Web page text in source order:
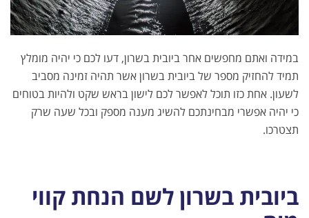
במידה ואתם מחפשים אחר ביובית בשרון, דעו לכם כי יהיה מומלץ
תמיד להחזיק מספר של ביובית בשרון אשר תהיה זמינה מסביב
לשעון. אחת כזו תוכל לאפשר לכם לישון בראש שקט ולהיות בטוחים
כי יהיה אפשרי מבחינתכם להשיג מענה מספק ובכל שעה שרק
תצטרכו.
ביובית בשרון לשם הנחת קווי